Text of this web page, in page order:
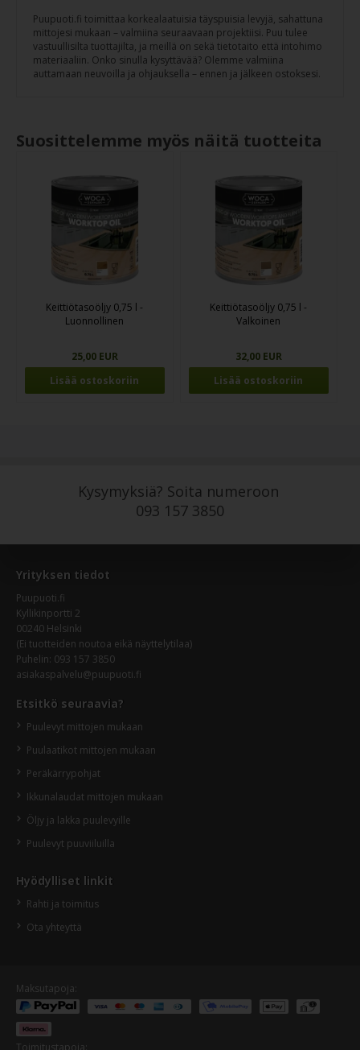
Puupuoti.fi toimittaa korkealaatuisia täyspuisia levyjä, sahattuna
mittojesi mukaan – valmiina seuraavaan projektiisi. Puu tulee
vastuullisilta tuottajilta, ja meillä on sekä tietotaito että intohimo
materiaaliin. Onko sinulla kysyttävää? Olemme valmiina
auttamaan neuvoilla ja ohjauksella – ennen ja jälkeen ostoksesi.
Suosittelemme myös näitä tuotteita
Keittiötasoöljy 0,75 l -
Luonnollinen
25,00 EUR
Keittiötasoöljy 0,75 l -
Valkoinen
32,00 EUR
Kysymyksiä? Soita numeroon
093 157 3850
Yrityksen tiedot
Puupuoti.fi
Kyllikinportti 2
00240 Helsinki
(Ei tuotteiden noutoa eikä näyttelytilaa)
Puhelin: 093 157 3850
asiakaspalvelu@puupuoti.fi
Etsitkö seuraavia?
Puulevyt mittojen mukaan
Puulaatikot mittojen mukaan
Peräkärrypohjat
Ikkunalaudat mittojen mukaan
Öljy ja lakka puulevyille
Puulevyt puuviiluilla
Hyödylliset linkit
Rahti ja toimitus
Ota yhteyttä
Maksutapoja:
Toimitustapoja: